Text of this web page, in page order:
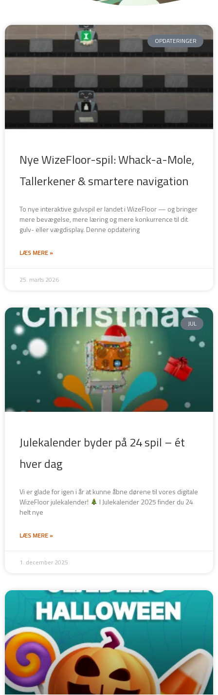
OPDATERINGER
Nye WizeFloor-spil: Whack-a-Mole,
Tallerkener & smartere navigation
To nye interaktive gulvspil er landet i WizeFloor — og bringer
mere bevægelse, mere læring og mere konkurrence til dit
gulv- eller vægdisplay. Denne opdatering
LÆS MERE »
25. marts 2026
JUL
Julekalender byder på 24 spil – ét
hver dag
Vi er glade for igen i år at kunne åbne dørene til vores digitale
WizeFloor julekalender!
I Julekalender 2025 finder du 24
helt nye
LÆS MERE »
1. december 2025
S
i
d
S
i
d
i
d
d